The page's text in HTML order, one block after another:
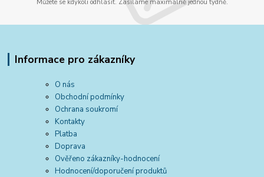
Můžete se kdykoli odhlásit. Zasíláme maximálně jednou týdně.
Informace pro zákazníky
O nás
Obchodní podmínky
Ochrana soukromí
Kontakty
Platba
Doprava
Ověřeno zákazníky-hodnocení
Hodnocení/doporučení produktů